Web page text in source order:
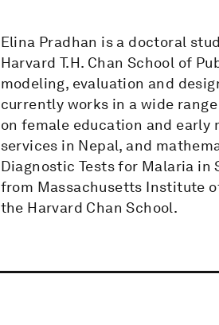
Elina Pradhan is a doctoral
Harvard T.H. Chan School of
modeling, evaluation and
currently works in a wide
on female education and early
services in Nepal, and
Diagnostic Tests for Malaria in
from Massachusetts Institute
the Harvard Chan School.